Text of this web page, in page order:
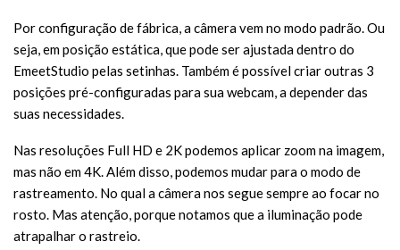
Por configuração de fábrica, a câmera vem no modo padrão. Ou
seja, em posição estática, que pode ser ajustada dentro do
EmeetStudio pelas setinhas. Também é possível criar outras 3
posições pré-configuradas para sua webcam, a depender das
suas necessidades.
Nas resoluções Full HD e 2K podemos aplicar zoom na imagem,
mas não em 4K. Além disso, podemos mudar para o modo de
rastreamento. No qual a câmera nos segue sempre ao focar no
rosto. Mas atenção, porque notamos que a iluminação pode
atrapalhar o rastreio.